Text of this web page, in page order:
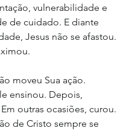
vulnerabilidade e
de cuidado. E diante
Jesus não se afastou.
moveu Sua ação.
ensinou. Depois,
outras ocasiões, curou.
de Cristo sempre se